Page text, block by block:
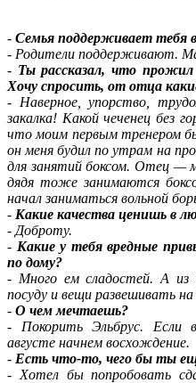
- Семья поддерживает тебя
- Родители поддерживают.
- Ты рассказал, что
Хочу спросить, от отца
- Наверное, упорство,
закалка! Какой чеченец без
что моим первым тренером
он меня будил по утрам на
для занятий боксом. Отец —
дядя тоже занимаются
начал заниматься вольной
- Какие качества ценишь в
- Доброту.
- Какие у тебя вредные
по дому?
- Много ем сладостей. А
посуду и вещи развешивать на
- О чем мечтаешь?
- Покорить Эльбрус. Если
августе начнем восхождение.
- Есть что-то, чего бы ты
- Хотел бы попробовать